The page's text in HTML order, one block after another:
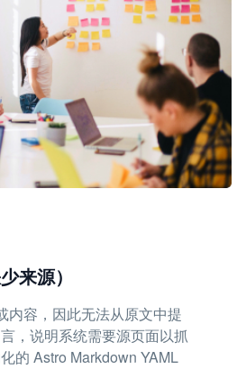
来源）
内容，因此无法从原文中提
，说明系统需要源页面以抓
的 Astro Markdown YAML